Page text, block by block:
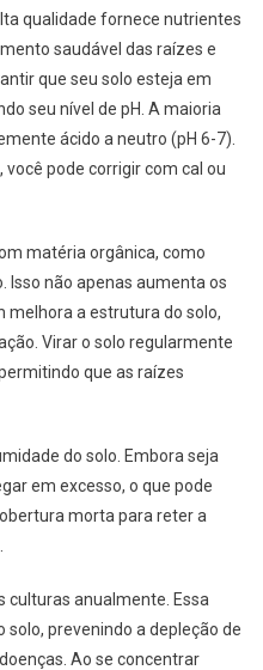
qualidade fornece nutrientes
saudável das raízes e
que seu solo esteja em
seu nível de pH. A maioria
ácido a neutro (pH 6-7).
pode corrigir com cal ou
matéria orgânica, como
Isso não apenas aumenta os
melhora a estrutura do solo,
Virar o solo regularmente
que as raízes
do solo. Embora seja
em excesso, o que pode
morta para reter a
culturas anualmente. Essa
prevenindo a depleção de
Ao se concentrar